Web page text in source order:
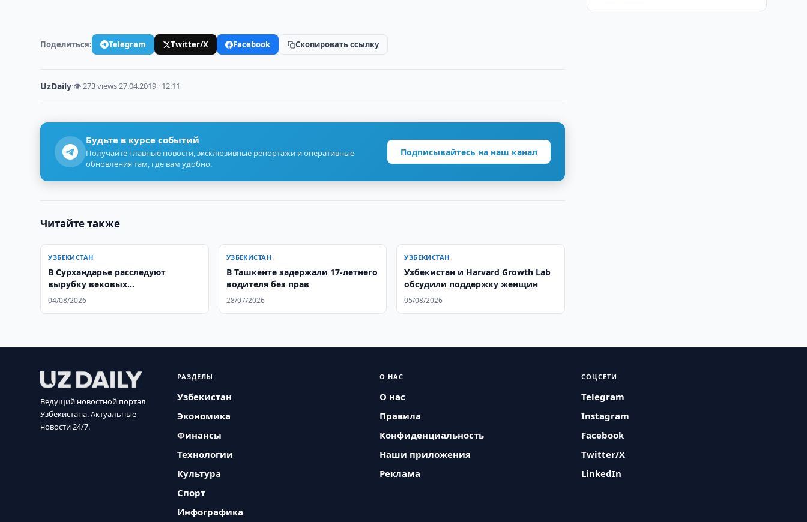
Поделиться: Telegram Twitter/X Facebook Скопировать ссылку
UzDaily·👁 273 views·27.04.2019 · 12:11
Будьте в курсе событий
Получайте главные новости, эксклюзивные репортажи и оперативные
обновления там, где вам удобно.
Подписывайтесь на наш канал
Читайте также
УЗБЕКИСТАН
В Сурхандарье расследуют
вырубку вековых
можжевельников
04/08/2026
УЗБЕКИСТАН
В Ташкенте задержали 17-летнего
водителя без прав
28/07/2026
УЗБЕКИСТАН
Узбекистан и Harvard Growth Lab
обсудили поддержку женщин
05/08/2026
Ведущий новостной портал
Узбекистана. Актуальные
новости 24/7.
РАЗДЕЛЫ
Узбекистан
Экономика
Финансы
Технологии
Культура
Спорт
Инфографика
О НАС
О нас
Правила
Конфиденциальность
Наши приложения
Реклама
СОЦСЕТИ
Telegram
Instagram
Facebook
Twitter/X
LinkedIn